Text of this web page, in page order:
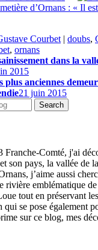
d’Ornans : « Il
Courbet | doubs,
, ornans
dans la
2015
plus anciennes
21 juin 2015
Franche-Comté, j'ai
son pays, la vallée de
j’aime aussi
rivière emblématique
tout en préservant
qui se pose également
sur ce blog, mes